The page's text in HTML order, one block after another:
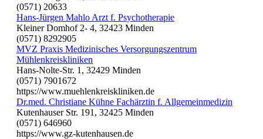
(0571) 20633
Hans-Jürgen Mahlo Arzt f. Psychotherapie
Kleiner Domhof 2- 4, 32423 Minden
(0571) 8292905
MVZ Praxis Medizinisches Versorgungszentrum
Mühlenkreiskliniken
Hans-Nolte-Str. 1, 32429 Minden
(0571) 7901672
https://www.muehlenkreiskliniken.de
Dr.med. Christiane Kühne Fachärztin f. Allgemeinmedizin
Kutenhauser Str. 191, 32425 Minden
(0571) 646960
https://www.gz-kutenhausen.de